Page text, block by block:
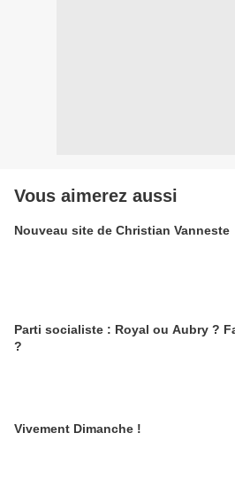
Vous aimerez aussi
Nouveau site de Christian Vanneste
Parti socialiste : Royal ou Aubry ?
?
Vivement Dimanche !